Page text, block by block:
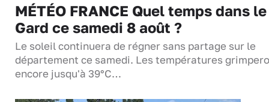
MÉTÉO FRANCE Quel temps dans le
Gard ce samedi 8 août ?
Le soleil continuera de régner sans partage sur le
département ce samedi. Les températures
encore jusqu'à 39°C…